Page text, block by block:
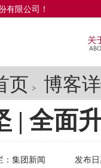
有限公司！
页 > 博客
| 全面
集团新闻 发布